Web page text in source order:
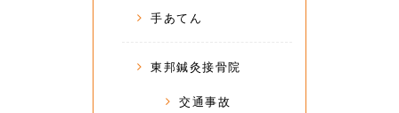
手あてん
東邦鍼灸接骨院
交通事故